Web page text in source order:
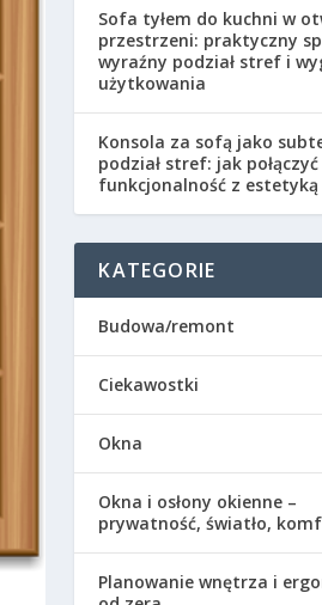
Sofa tyłem do kuchni w
przestrzeni: praktyczny
wyraźny podział stref i
użytkowania
Konsola za sofą jako
podział stref: jak połączyć
funkcjonalność z
KATEGORIE
Budowa/remont
Ciekawostki
Okna
Okna i osłony okienne –
prywatność, światło,
Planowanie wnętrza i